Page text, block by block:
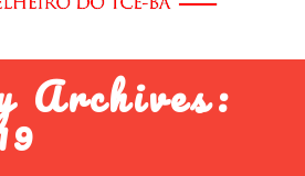
Archives: